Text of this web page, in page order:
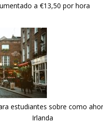
a €13,50 por hora
estudiantes sobre como
Irlanda